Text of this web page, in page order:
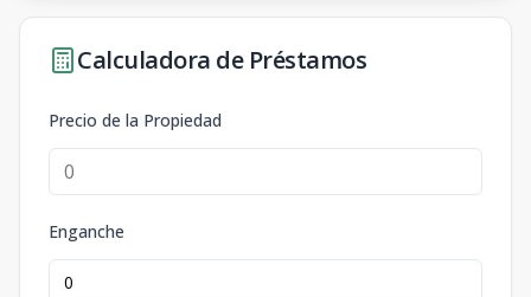
Calculadora de Préstamos
Precio de la Propiedad
Enganche